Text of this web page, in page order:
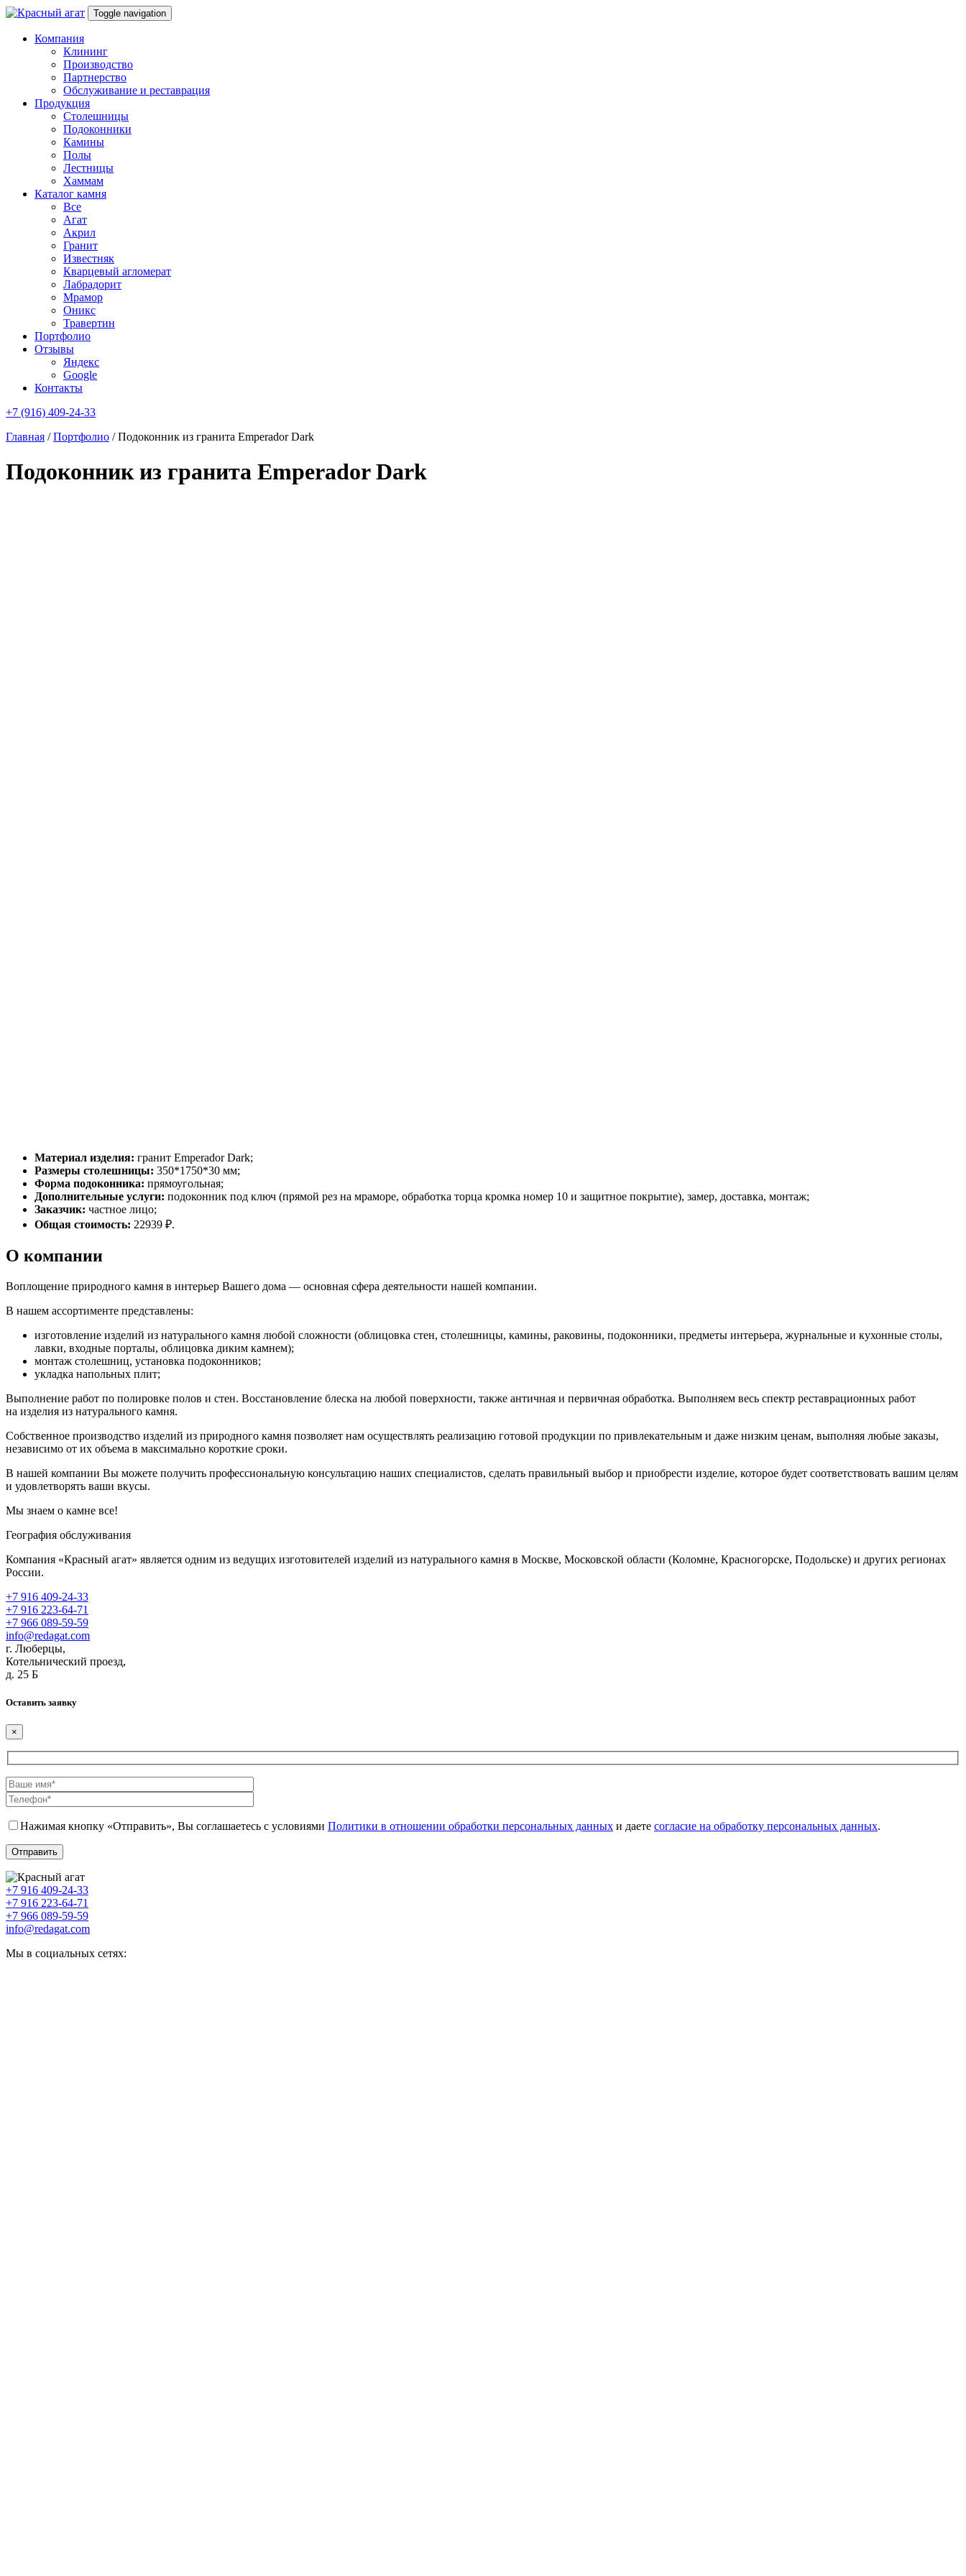
Toggle navigation
Компания
Клининг
Производство
Партнерство
Обслуживание и реставрация
Продукция
Столешницы
Подоконники
Камины
Полы
Лестницы
Хаммам
Каталог камня
Все
Агат
Акрил
Гранит
Известняк
Кварцевый агломерат
Лабрадорит
Мрамор
Оникс
Травертин
Портфолио
Отзывы
Яндекс
Google
Контакты
+7 (916) 409-24-33
Главная /Портфолио /Подоконник из гранита Emperador Dark
Подоконник из гранита Emperador Dark
Материал изделия: гранит Emperador Dark;
Размеры столешницы: 350*1750*30 мм;
Форма подоконника: прямоугольная;
Дополнительные услуги: подоконник под ключ (прямой рез на мраморе, обработка торца кромка номер 10 и защитное покрытие), замер, доставка, монтаж;
Заказчик: частное лицо;
Общая стоимость: 22939 ₽.
О компании
Воплощение природного камня в интерьер Вашего дома — основная сфера деятельности нашей компании.
В нашем ассортименте представлены:
изготовление изделий из натурального камня любой сложности (облицовка стен, столешницы, камины, раковины, подоконники, предметы интерьера, журнальные и кухонные столы,
лавки, входные порталы, облицовка диким камнем);
монтаж столешниц, установка подоконников;
укладка напольных плит;
Выполнение работ по полировке полов и стен. Восстановление блеска на любой поверхности, также античная и первичная обработка. Выполняем весь спектр реставрационных работ
на изделия из натурального камня.
Собственное производство изделий из природного камня позволяет нам осуществлять реализацию готовой продукции по привлекательным и даже низким ценам, выполняя любые заказы,
независимо от их объема в максимально короткие сроки.
В нашей компании Вы можете получить профессиональную консультацию наших специалистов, сделать правильный выбор и приобрести изделие, которое будет соответствовать вашим целям
и удовлетворять ваши вкусы.
Мы знаем о камне все!
География обслуживания
Компания «Красный агат» является одним из ведущих изготовителей изделий из натурального камня в Москве, Московской области (Коломне, Красногорске, Подольске) и других регионах
России.
+7 916 409-24-33
+7 916 223-64-71
+7 966 089-59-59
info@redagat.com
г. Люберцы,
Котельнический проезд,
д. 25 Б
Оставить заявку
×
Нажимая кнопку «Отправить», Вы соглашаетесь с условиями Политики в отношении обработки персональных данных и даете согласие на обработку персональных данных.
+7 916 409-24-33
+7 916 223-64-71
+7 966 089-59-59
info@redagat.com
Мы в социальных сетях: